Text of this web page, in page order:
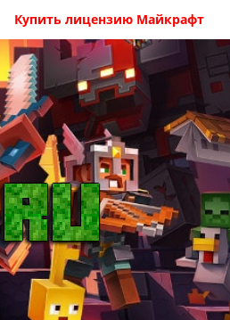
Купить лицензию Майкрафт